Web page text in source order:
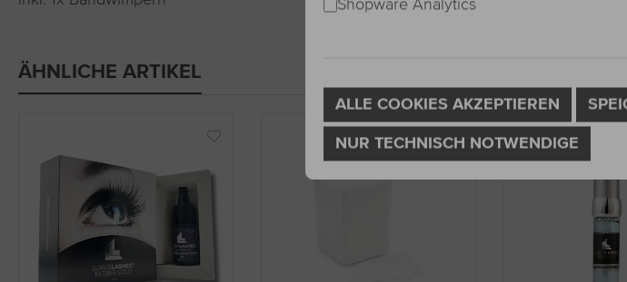
ÄHNLICHE ARTIKEL
Shopware Analytics
ALLE COOKIES AKZEPTIEREN
NUR TECHNISCH NOTWENDIGE